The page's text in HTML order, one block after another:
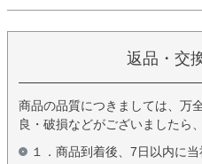
返品・交
商品の品質につきましては、万
良・破損などがございましたら
１．商品到着後、7日以内に